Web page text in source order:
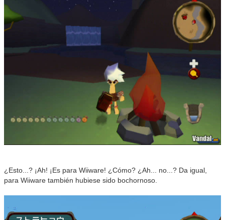
¿Esto...? ¡Ah! ¡Es para Wiiware! ¿Cómo? ¿Ah... no...? Da igual,
para Wiiware también hubiese sido bochornoso.